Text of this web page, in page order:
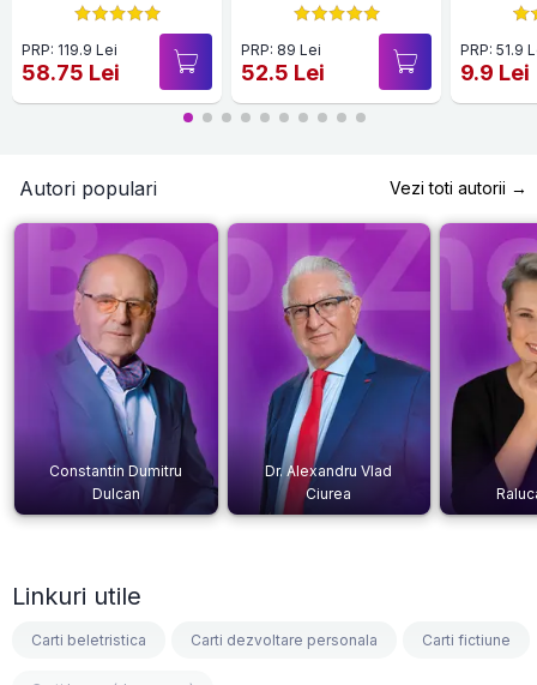
PRP: 119.9 Lei
58.75 Lei
PRP: 89 Lei
52.5 Lei
PRP: 51.9
9.9 Lei
Autori populari Vezi toti autorii →
Constantin Dumitru
Dulcan
Dr. Alexandru Vlad
Ciurea
Linkuri utile
Carti beletristica Carti dezvoltare personala Carti fictiune